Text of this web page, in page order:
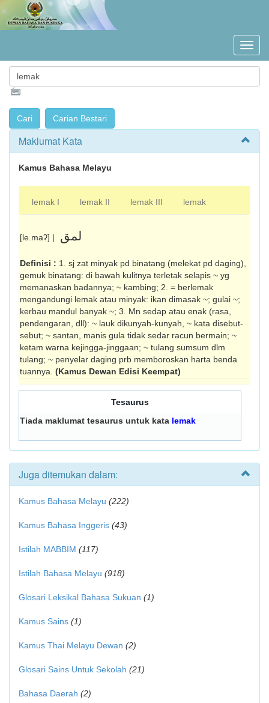
Maklumat Kata
Kamus Bahasa Melayu
lemak I lemak II lemak III lemak
[le.maʔ] | لمق
Definisi : 1. sj zat minyak pd binatang (melekat pd daging),
gemuk binatang: di bawah kulitnya terletak selapis ~ yg
memanaskan badannya; ~ kambing; 2. = berlemak
mengandungi lemak atau minyak: ikan dimasak ~; gulai ~;
kerbau mandul banyak ~; 3. Mn sedap atau enak (rasa,
pendengaran, dll): ~ lauk dikunyah-kunyah, ~ kata disebut-
sebut; ~ santan, manis gula tidak sedar racun bermain; ~
ketam warna kejingga-jinggaan; ~ tulang sumsum dlm
tulang; ~ penyelar daging prb memboroskan harta benda
tuannya. (Kamus Dewan Edisi Keempat)
Tesaurus
Tiada maklumat tesaurus untuk kata lemak
Juga ditemukan dalam:
Kamus Bahasa Melayu (222)
Kamus Bahasa Inggeris (43)
Istilah MABBIM (117)
Istilah Bahasa Melayu (918)
Glosari Leksikal Bahasa Sukuan (1)
Kamus Sains (1)
Kamus Thai Melayu Dewan (2)
Glosari Sains Untuk Sekolah (21)
Bahasa Daerah (2)